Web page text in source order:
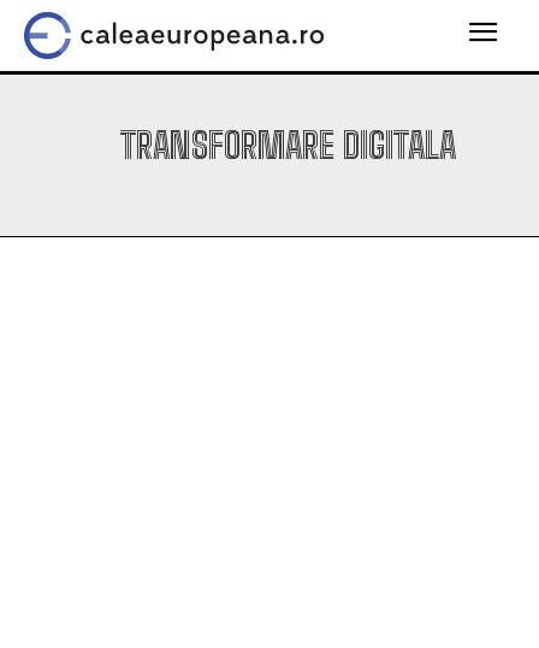
TRANSFORMARE DIGITALA